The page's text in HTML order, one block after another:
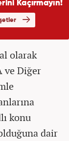
olarak
ve Diğer
konu
dair